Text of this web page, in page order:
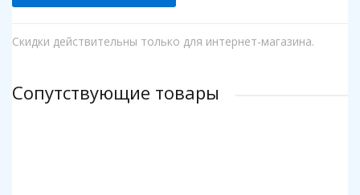
Скидки действительны только для интернет-магазина.
Сопутствующие товары